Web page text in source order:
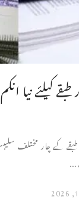
کیلئے نیا
طبقے کے چار مختلف